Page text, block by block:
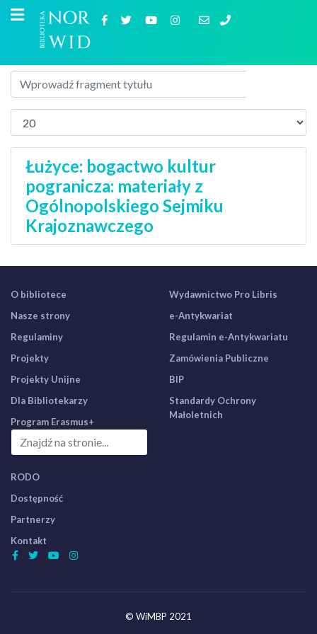
Łużyce: bogactwo kultur
pogranicza: materiały z
Ogólnopolskiego Sejmiku
Krajoznawczego
O bibliotece
Nasze strony
Regulaminy
Projekty
Projekty Unijne
Dla Bibliotekarzy
Program Erasmus+
Wydawnictwo Pro Libris
e-Antykwariat
Regulamin e-Antykwariatu
Zamówienia Publiczne
BIP
Standardy Ochrony
Małoletnich
RODO
Dostępność
Partnerzy
Kontakt
© WiMBP 2021